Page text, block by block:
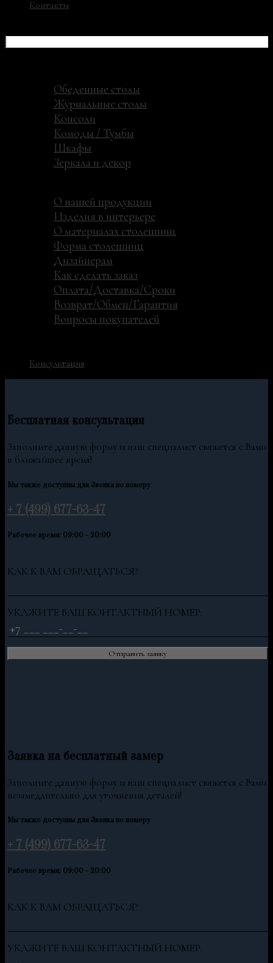
Контакты
Обеденные столы
Журнальные столы
Консоли
Комоды / Тумбы
Шкафы
Зеркала и декор
О нашей продукции
Изделия в интерьере
О материалах столешниц
Форма столешниц
Дизайнерам
Как сделать заказ
Оплата/Доставка/Сроки
Возврат/Обмен/Гарантия
Вопросы покупателей
Консультация
Бесплатная консультация
Заполните данную форму и наш специалист свяжется с Вами
в ближайшее время!
Мы также доступны для Звонка по номеру
+ 7 (499) 677-63-47
Рабочее время: 09:00 - 20:00
КАК К ВАМ ОБРАЩАТЬСЯ?
УКАЖИТЕ ВАШ КОНТАКТНЫЙ НОМЕР:
Заявка на бесплатный замер
Заполните данную форму и наш специалист свяжется с Вами
незамедлительно для уточнения деталей!
Мы также доступны для Звонка по номеру
+ 7 (499) 677-63-47
Рабочее время: 09:00 - 20:00
КАК К ВАМ ОБРАЩАТЬСЯ?
УКАЖИТЕ ВАШ КОНТАКТНЫЙ НОМЕР: